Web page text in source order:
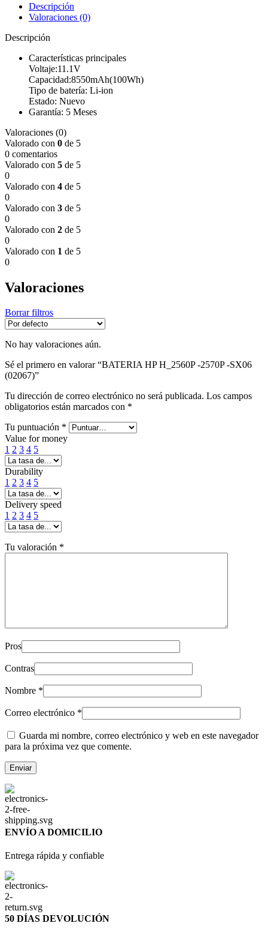
Descripción
Valoraciones (0)
Descripción
Características principales
Voltaje:11.1V
Capacidad:8550mAh(100Wh)
Tipo de batería: Li-ion
Estado: Nuevo
Garantía: 5 Meses
Valoraciones (0)
Valorado con 0 de 5
0 comentarios
Valorado con 5 de 5
0
Valorado con 4 de 5
0
Valorado con 3 de 5
0
Valorado con 2 de 5
0
Valorado con 1 de 5
0
Valoraciones
Borrar filtros
No hay valoraciones aún.
Sé el primero en valorar “BATERIA HP H_2560P -2570P -SX06
(02067)”
Tu dirección de correo electrónico no será publicada. Los campos
obligatorios están marcados con *
Tu puntuación *
Value for money
1 2 3 4 5
Durability
1 2 3 4 5
Delivery speed
1 2 3 4 5
Tu valoración *
Pros
Contras
Nombre *
Correo electrónico *
Guarda mi nombre, correo electrónico y web en este navegador
para la próxima vez que comente.
ENVÍO A DOMICILIO
Entrega rápida y confiable
50 DÍAS DEVOLUCIÓN